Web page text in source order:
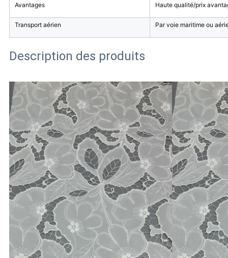
Avantages Haute qualité/prix
Transport aérien Par voie maritime ou
Description des produits